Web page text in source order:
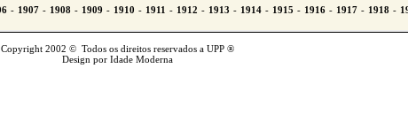
Copyright 2002 © Todos os direitos reservados a UPP ®
Design por Idade Moderna